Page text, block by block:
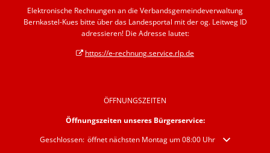
Elektronische Rechnungen an die Verbandsgemeindeverwaltung
Bernkastel-Kues bitte über das Landesportal mit der og. Leitweg ID
adressieren! Die Adresse lautet:
https://e-rechnung.service.rlp.de
ÖFFNUNGSZEITEN
Öffnungszeiten unseres Bürgerservice:
Klicken, um weitere Öffnungs- oder Schließzeiten auszublenden
Geschlossen: öffnet nächsten Montag um 08:00 Uhr